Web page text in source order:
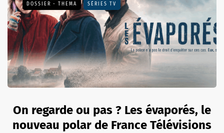
DOSSIER - THEMA SÉRIES TV
On regarde ou pas ? Les évaporés, le
nouveau polar de France Télévisions